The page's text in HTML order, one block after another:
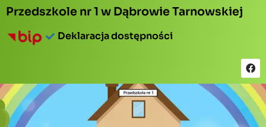
Przedszkole nr 1 w Dąbrowie Tarnowskiej
Deklaracja dostępności